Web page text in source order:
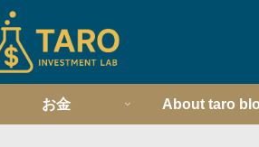
お金 About taro